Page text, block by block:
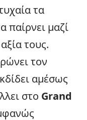
τα
παίρνει μαζί
τους.
τον
αμέσως
στο Grand